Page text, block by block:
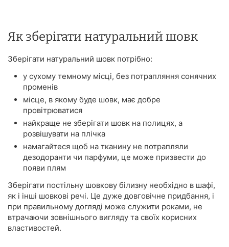
Як зберігати натуральний шовк
Зберігати натуральний шовк потрібно:
у сухому темному місці, без потрапляння сонячних
променів
місце, в якому буде шовк, має добре
провітрюватися
найкраще не зберігати шовк на полицях, а
розвішувати на плічка
намагайтеся щоб на тканину не потрапляли
дезодоранти чи парфуми, це може призвести до
появи плям
Зберігати постільну шовкову білизну необхідно в шафі,
як і інші шовкові речі. Це дуже довговічне придбання, і
при правильному догляді може служити роками, не
втрачаючи зовнішнього вигляду та своїх корисних
властивостей.